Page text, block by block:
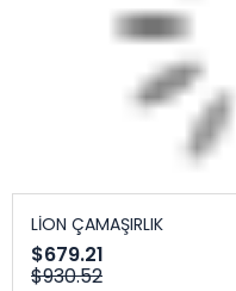
LİON ÇAMAŞIRLIK
$679.21
$930.52